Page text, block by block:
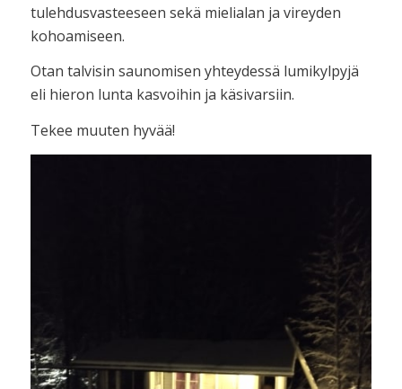
tulehdusvasteeseen sekä mielialan ja vireyden
kohoamiseen.
Otan talvisin saunomisen yhteydessä lumikylpyjä
eli hieron lunta kasvoihin ja käsivarsiin.
Tekee muuten hyvää!